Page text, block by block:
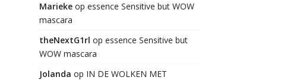
Marieke op essence Sensitive but WOW
mascara
theNextG1rl op essence Sensitive but
WOW mascara
Jolanda op IN DE WOLKEN MET